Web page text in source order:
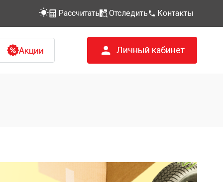
Рассчитать Отследить Контакты
Акции Личный кабинет